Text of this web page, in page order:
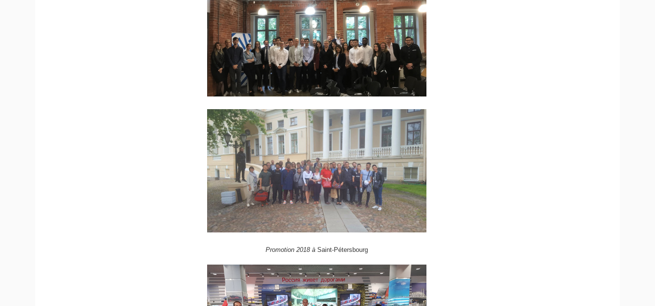
Promotion 2018 à Saint-Pétersbourg